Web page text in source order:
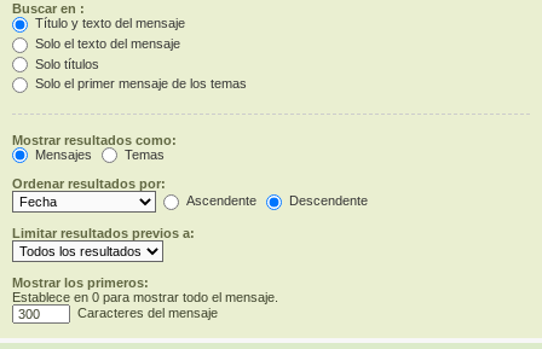
Buscar en :
Título y texto del mensaje
Solo el texto del mensaje
Solo títulos
Solo el primer mensaje de los temas
Mostrar resultados como:
Mensajes
Temas
Ordenar resultados por:
Ascendente
Descendente
Limitar resultados previos a:
Mostrar los primeros:
Establece en 0 para mostrar todo el mensaje.
Caracteres del mensaje